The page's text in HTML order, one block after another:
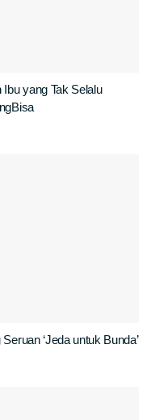
yang Tak Selalu
‘Jeda untuk Bunda’